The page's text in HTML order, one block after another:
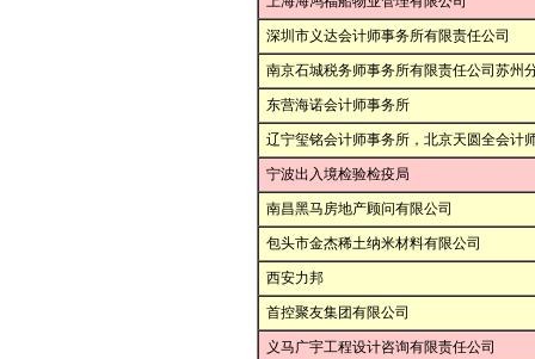
深圳市义达会计师事务所有限责任公司
南京石城税务师事务所有限责任公司苏州
东营海诺会计师事务所
辽宁玺铭会计师事务所，北京天圆全会计
宁波出入境检验检疫局
南昌黑马房地产顾问有限公司
包头市金杰稀土纳米材料有限公司
西安力邦
首控聚友集团有限公司
义马广宇工程设计咨询有限责任公司